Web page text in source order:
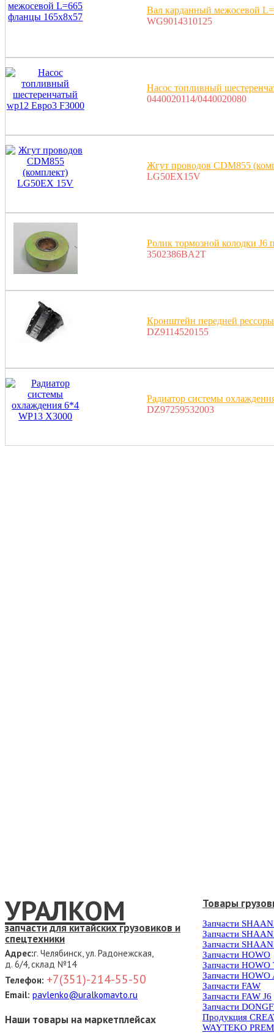
Вал карданный межосевой
WG9014310125
Насос топливный
0440020114/0440020080
Жгут проводов CDM855
LG50EX15V
Ролик тормозной колодки J6
3502386BA2T
Кронштейн передней
DZ9114520155
Радиатор системы
DZ97259532003
УРАЛКОМ
запчасти для китайских грузовиков и
спецтехники
Адрес:г. Челябинск, ул. Радонежская,
д. 6/4, склад №14
Телефон: +7(351)-214-55-50
Email: pavlenko@uralkomavto.ru
Наши товары на маркетплейсах
Товары
Запчасти
Запчасти
Запчасти
Запчасти HOWO
Запчасти HOWO
Запчасти HOWO
Запчасти FAW
Запчасти FAW J6
Запчасти
Продукция
WAYTEKO